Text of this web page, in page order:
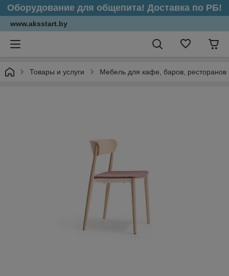
Оборудование для общепита! Доставка по РБ!
www.aksstart.by
Товары и услуги Мебель для кафе, баров, ресторанов